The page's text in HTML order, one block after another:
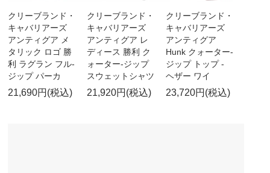
クリーブランド・
キャバリアーズ
アンティグア メ
タリック ロゴ 勝
利 ラグラン フル-
ジップ パーカ
21,690円(税込)
クリーブランド・
キャバリアーズ
アンティグア レ
ディース 勝利 ク
ォーター-ジップ
スウェットシャツ
21,920円(税込)
クリーブランド・
キャバリアーズ
アンティグア
Hunk クォーター-
ジップ トップ -
ヘザー ワイ
23,720円(税込)